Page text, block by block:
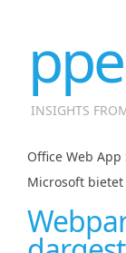
INSIGHTS
Office Web
Microsoft